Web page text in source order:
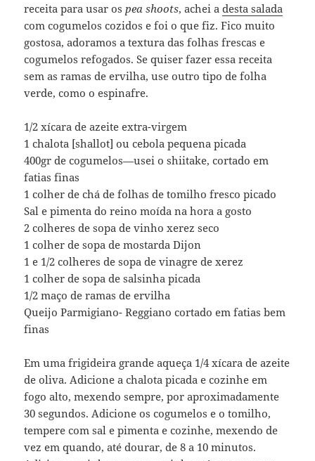
receita para usar os pea shoots, achei adesta salada
com cogumelos cozidos e foi o que fiz. Fico muito
gostosa, adoramos a textura das folhas frescas e
cogumelos refogados. Se quiser fazer essa receita
sem as ramas de ervilha, use outro tipo de folha
verde, como o espinafre.
1/2 xícara de azeite extra-virgem
1 chalota [shallot] ou cebola pequena picada
400gr de cogumelos—usei o shiitake, cortado em
fatias finas
1 colher de chá de folhas de tomilho fresco picado
Sal e pimenta do reino moída na hora a gosto
2 colheres de sopa de vinho xerez seco
1 colher de sopa de mostarda Dijon
1 e 1/2 colheres de sopa de vinagre de xerez
1 colher de sopa de salsinha picada
1/2 maço de ramas de ervilha
Queijo Parmigiano- Reggiano cortado em fatias bem
finas
Em uma frigideira grande aqueça 1/4 xícara de azeite
de oliva. Adicione a chalota picada e cozinhe em
fogo alto, mexendo sempre, por aproximadamente
30 segundos. Adicione os cogumelos e o tomilho,
tempere com sal e pimenta e cozinhe, mexendo de
vez em quando, até dourar, de 8 a 10 minutos.